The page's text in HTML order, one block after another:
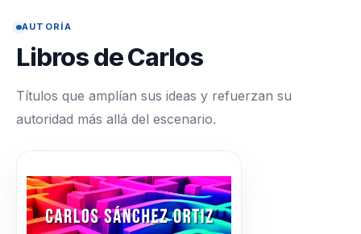
AUTORÍA
Libros de Carlos
Títulos que amplían sus ideas y refuerzan su
autoridad más allá del escenario.